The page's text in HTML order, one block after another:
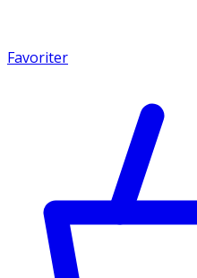
Favoriter